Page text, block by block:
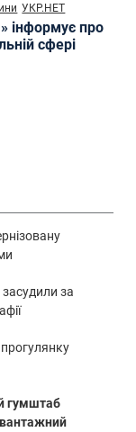
УКР.НЕТ
інформує про
сфері
засудили за
гумштаб